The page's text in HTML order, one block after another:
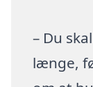
– Du
længe,